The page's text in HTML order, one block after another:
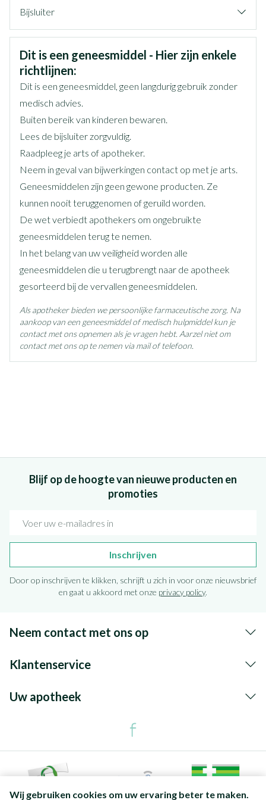
Wij gebruiken cookies om uw ervaring beter te maken.
Organisaties NV Kenvue Belgium
Merken
Breedte
Lengte 213 mm
Bijsluiter
Nederlands
Duits Frans
Veiligheidsinformatie
Dit is een geneesmiddel - Hier zijn enkele
richtlijnen:
Dit is een geneesmiddel, geen langdurig gebruik zonder
medisch advies.
Buiten bereik van kinderen bewaren.
Lees de bijsluiter zorgvuldig.
Raadpleeg je arts of apotheker.
Neem in geval van bijwerkingen contact op met je arts.
Geneesmiddelen zijn geen gewone producten. Ze
kunnen nooit teruggenomen of geruild worden.
De wet verbiedt apothekers om ongebruikte
geneesmiddelen terug te nemen.
In het belang van uw veiligheid worden alle
geneesmiddelen die u terugbrengt naar de apotheek
gesorteerd bij de vervallen geneesmiddelen.
Als apotheker bieden we persoonlijke farmaceutische zorg. Na
aankoop van een geneesmiddel of medisch hulpmiddel kun je
contact met ons opnemen als je vragen hebt. Aarzel niet om
contact met ons op te nemen via mail of telefoon.
Blijf op de hoogte van nieuwe producten en
promoties
Inschrijven
Door op inschrijven te klikken, schrijft u zich in voor onze nieuwsbrief
en gaat u akkoord met onze privacy policy.
Neem contact met ons op
Klantenservice
Uw apotheek